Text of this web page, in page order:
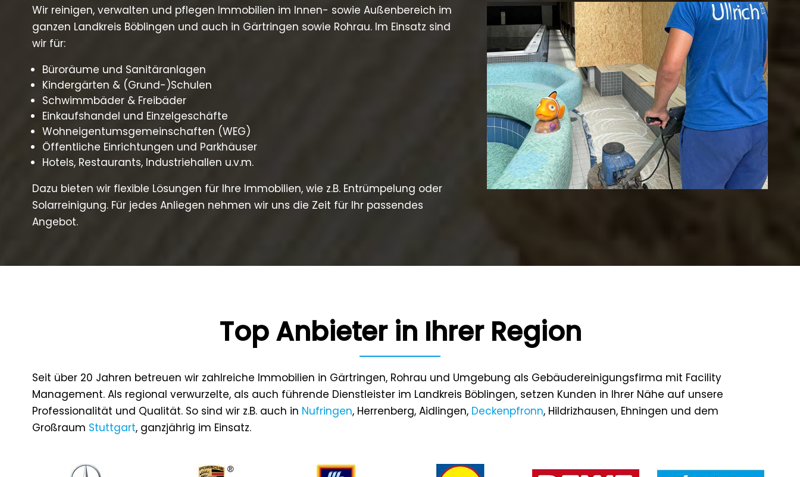
Wir reinigen, verwalten und pflegen Immobilien im Innen- sowie Außenbereich im
ganzen Landkreis Böblingen und auch in Gärtringen sowie Rohrau. Im Einsatz sind
wir für:
Büroräume und Sanitäranlagen
Kindergärten & (Grund-)Schulen
Schwimmbäder & Freibäder
Einkaufshandel und Einzelgeschäfte
Wohneigentumsgemeinschaften (WEG)
Öffentliche Einrichtungen und Parkhäuser
Hotels, Restaurants, Industriehallen u.v.m.
Dazu bieten wir flexible Lösungen für Ihre Immobilien, wie z.B. Entrümpelung oder
Solarreinigung. Für jedes Anliegen nehmen wir uns die Zeit für Ihr passendes
Angebot.
Top Anbieter in Ihrer Region
Seit über 20 Jahren betreuen wir zahlreiche Immobilien in Gärtringen, Rohrau und Umgebung als Gebäudereinigungsfirma mit Facility
Management. Als regional verwurzelte, als auch führende Dienstleister im Landkreis Böblingen, setzen Kunden in Ihrer Nähe auf unsere
Professionalität und Qualität. So sind wir z.B. auch in Nufringen, Herrenberg, Aidlingen, Deckenpfronn, Hildrizhausen, Ehningen und dem
Großraum Stuttgart, ganzjährig im Einsatz.